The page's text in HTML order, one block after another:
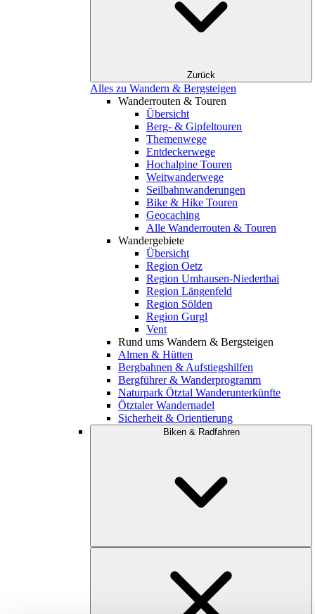
Zurück
Alles zu Wandern & Bergsteigen
Wanderrouten & Touren
Übersicht
Berg- & Gipfeltouren
Themenwege
Entdeckerwege
Hochalpine Touren
Weitwanderwege
Seilbahnwanderungen
Bike & Hike Touren
Geocaching
Alle Wanderrouten & Touren
Wandergebiete
Übersicht
Region Oetz
Region Umhausen-Niederthai
Region Längenfeld
Region Sölden
Region Gurgl
Vent
Rund ums Wandern & Bergsteigen
Almen & Hütten
Bergbahnen & Aufstiegshilfen
Bergführer & Wanderprogramm
Naturpark Ötztal Wanderunterkünfte
Ötztaler Wandernadel
Sicherheit & Orientierung
Biken & Radfahren